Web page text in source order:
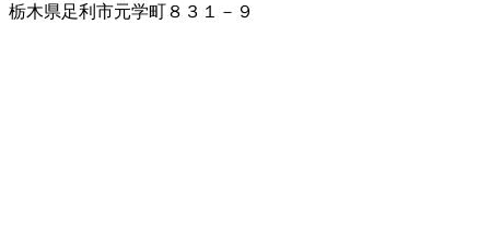
栃木県足利市元学町８３１－９